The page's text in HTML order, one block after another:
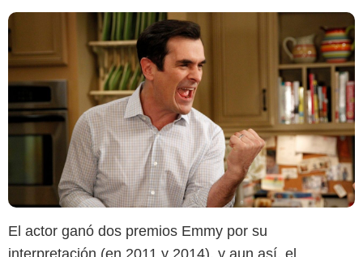
El actor ganó dos premios Emmy por su